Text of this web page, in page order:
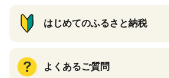
はじめてのふるさと納税
よくあるご質問